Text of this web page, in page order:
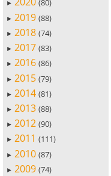
► (80)
► 2019 (88)
► 2018 (74)
► 2017 (83)
► 2016 (86)
► 2015 (79)
► 2014 (81)
► 2013 (88)
► 2012 (90)
► 2011 (111)
► 2010 (87)
► 2009 (74)